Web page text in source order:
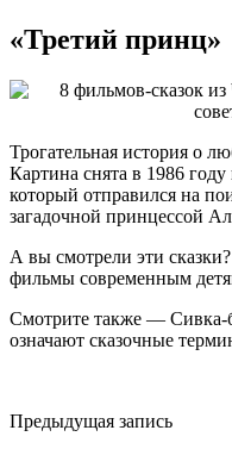
«Третий принц»
Трогательная история о
Картина снята в 1986
который отправился на
загадочной принцессой
А вы смотрели эти
фильмы современным
Смотрите также — Сивка-
означают сказочные
Предыдущая запись